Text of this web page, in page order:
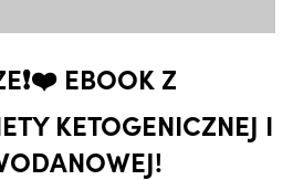
EBOOK Z
KETOGENICZNEJ I